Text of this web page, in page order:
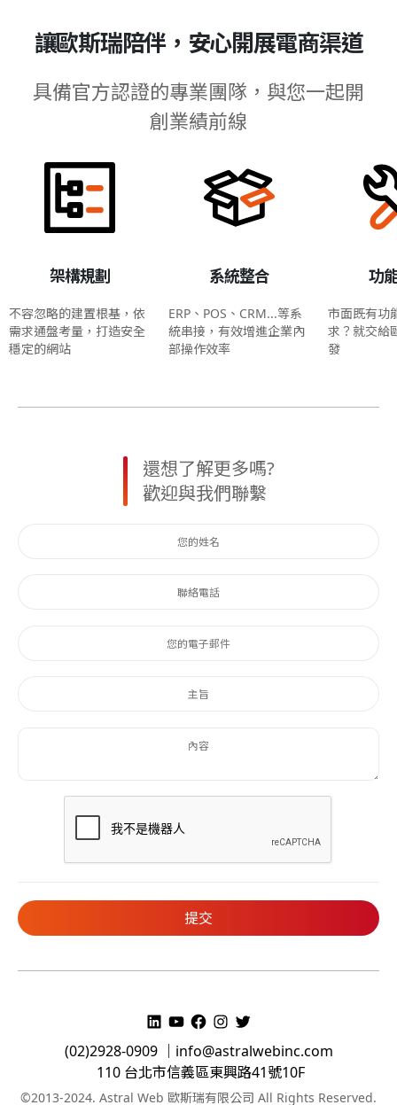
讓歐斯瑞陪伴，安心開展電商渠道
具備官方認證的專業團隊，與您一起開
創業績前線
架構規劃
不容忽略的建置根基，依
需求通盤考量，打造安全
穩定的網站
系統整合
ERP、POS、CRM...等系
統串接，有效增進企業內
部操作效率
功
市面既有功
求？就交給
發
還想了解更多嗎?
歡迎與我們聯繫
(02)2928-0909 ｜ info@astralwebinc.com
110 台北市信義區東興路41號10F
©2013-2024. Astral Web 歐斯瑞有限公司 All Rights Reserved.